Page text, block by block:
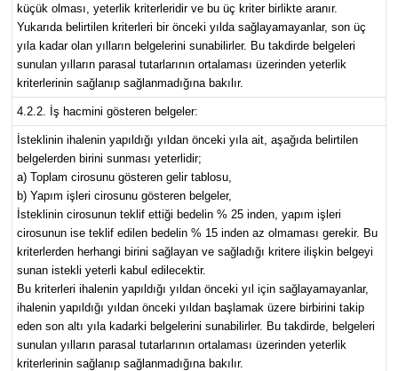
küçük olması, yeterlik kriterleridir ve bu üç kriter birlikte aranır.
Yukarıda belirtilen kriterleri bir önceki yılda sağlayamayanlar, son üç
yıla kadar olan yılların belgelerini sunabilirler. Bu takdirde belgeleri
sunulan yılların parasal tutarlarının ortalaması üzerinden yeterlik
kriterlerinin sağlanıp sağlanmadığına bakılır.
4.2.2. İş hacmini gösteren belgeler:
İsteklinin ihalenin yapıldığı yıldan önceki yıla ait, aşağıda belirtilen
belgelerden birini sunması yeterlidir;
a) Toplam cirosunu gösteren gelir tablosu,
b) Yapım işleri cirosunu gösteren belgeler,
İsteklinin cirosunun teklif ettiği bedelin % 25 inden, yapım işleri
cirosunun ise teklif edilen bedelin % 15 inden az olmaması gerekir. Bu
kriterlerden herhangi birini sağlayan ve sağladığı kritere ilişkin belgeyi
sunan istekli yeterli kabul edilecektir.
Bu kriterleri ihalenin yapıldığı yıldan önceki yıl için sağlayamayanlar,
ihalenin yapıldığı yıldan önceki yıldan başlamak üzere birbirini takip
eden son altı yıla kadarki belgelerini sunabilirler. Bu takdirde, belgeleri
sunulan yılların parasal tutarlarının ortalaması üzerinden yeterlik
kriterlerinin sağlanıp sağlanmadığına bakılır.